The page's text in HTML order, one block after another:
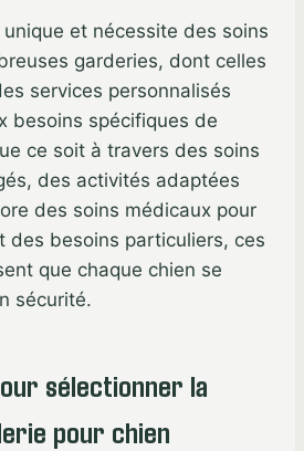
et nécessite des soins
garderies, dont celles
services personnalisés
besoins spécifiques de
ce soit à travers des soins
des activités adaptées
des soins médicaux pour
des besoins particuliers, ces
que chaque chien se
sécurité.
sélectionner la
pour chien